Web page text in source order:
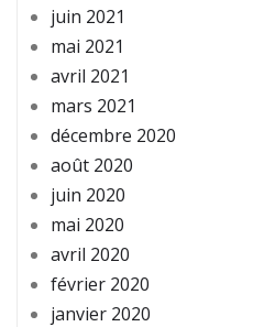
juin 2021
mai 2021
avril 2021
mars 2021
décembre 2020
août 2020
juin 2020
mai 2020
avril 2020
février 2020
janvier 2020